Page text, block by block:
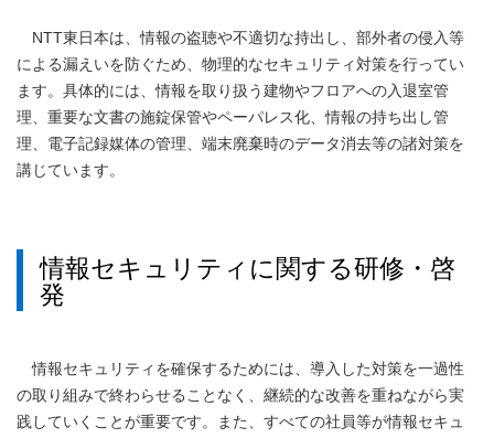
NTT東日本は、情報の盗聴や不適切な持出し、部外者の侵入等
による漏えいを防ぐため、物理的なセキュリティ対策を行ってい
ます。具体的には、情報を取り扱う建物やフロアへの入退室管
理、重要な文書の施錠保管やペーパレス化、情報の持ち出し管
理、電子記録媒体の管理、端末廃棄時のデータ消去等の諸対策を
講じています。
情報セキュリティに関する研修・啓
発
情報セキュリティを確保するためには、導入した対策を一過性
の取り組みで終わらせることなく、継続的な改善を重ねながら実
践していくことが重要です。また、すべての社員等が情報セキュ